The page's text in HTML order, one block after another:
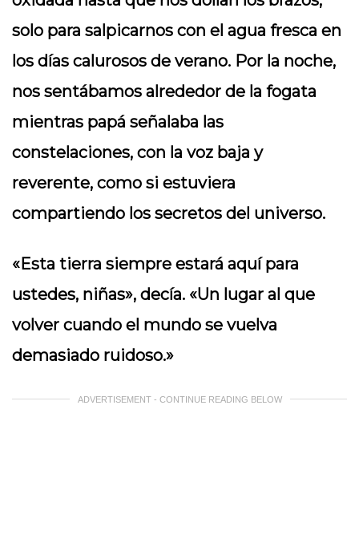
solo para salpicarnos con el agua fresca en
los días calurosos de verano. Por la noche,
nos sentábamos alrededor de la fogata
mientras papá señalaba las
constelaciones, con la voz baja y
reverente, como si estuviera
compartiendo los secretos del universo.
«Esta tierra siempre estará aquí para
ustedes, niñas», decía. «Un lugar al que
volver cuando el mundo se vuelva
demasiado ruidoso.»
ADVERTISEMENT - CONTINUE READING BELOW